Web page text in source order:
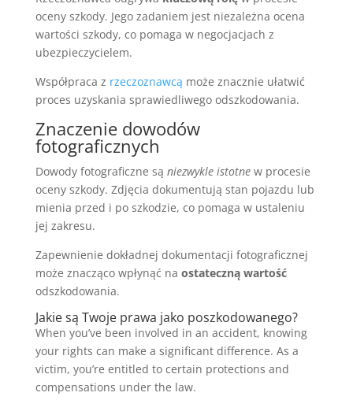
oceny szkody. Jego zadaniem jest niezależna ocena
wartości szkody, co pomaga w negocjacjach z
ubezpieczycielem.
Współpraca z rzeczoznawcą może znacznie ułatwić
proces uzyskania sprawiedliwego odszkodowania.
Znaczenie dowodów
fotograficznych
Dowody fotograficzne są niezwykle istotnew procesie
oceny szkody. Zdjęcia dokumentują stan pojazdu lub
mienia przed i po szkodzie, co pomaga w ustaleniu
jej zakresu.
Zapewnienie dokładnej dokumentacji fotograficznej
może znacząco wpłynąć na ostateczną wartość
odszkodowania.
Jakie są Twoje prawa jako poszkodowanego?
When you’ve been involved in an accident, knowing
your rights can make a significant difference. As a
victim, you’re entitled to certain protections and
compensations under the law.